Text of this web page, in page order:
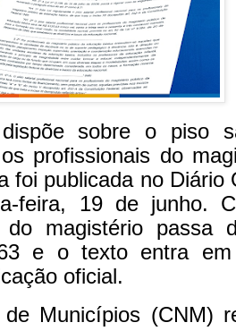
sobre o piso
profissionais do
foi publicada no Diário
feira, 19 de junho.
magistério passa
e o texto entra
oficial.
Municípios (CNM)